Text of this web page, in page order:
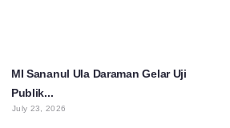
MI Sananul Ula Daraman Gelar Uji
Publik...
July 23, 2026